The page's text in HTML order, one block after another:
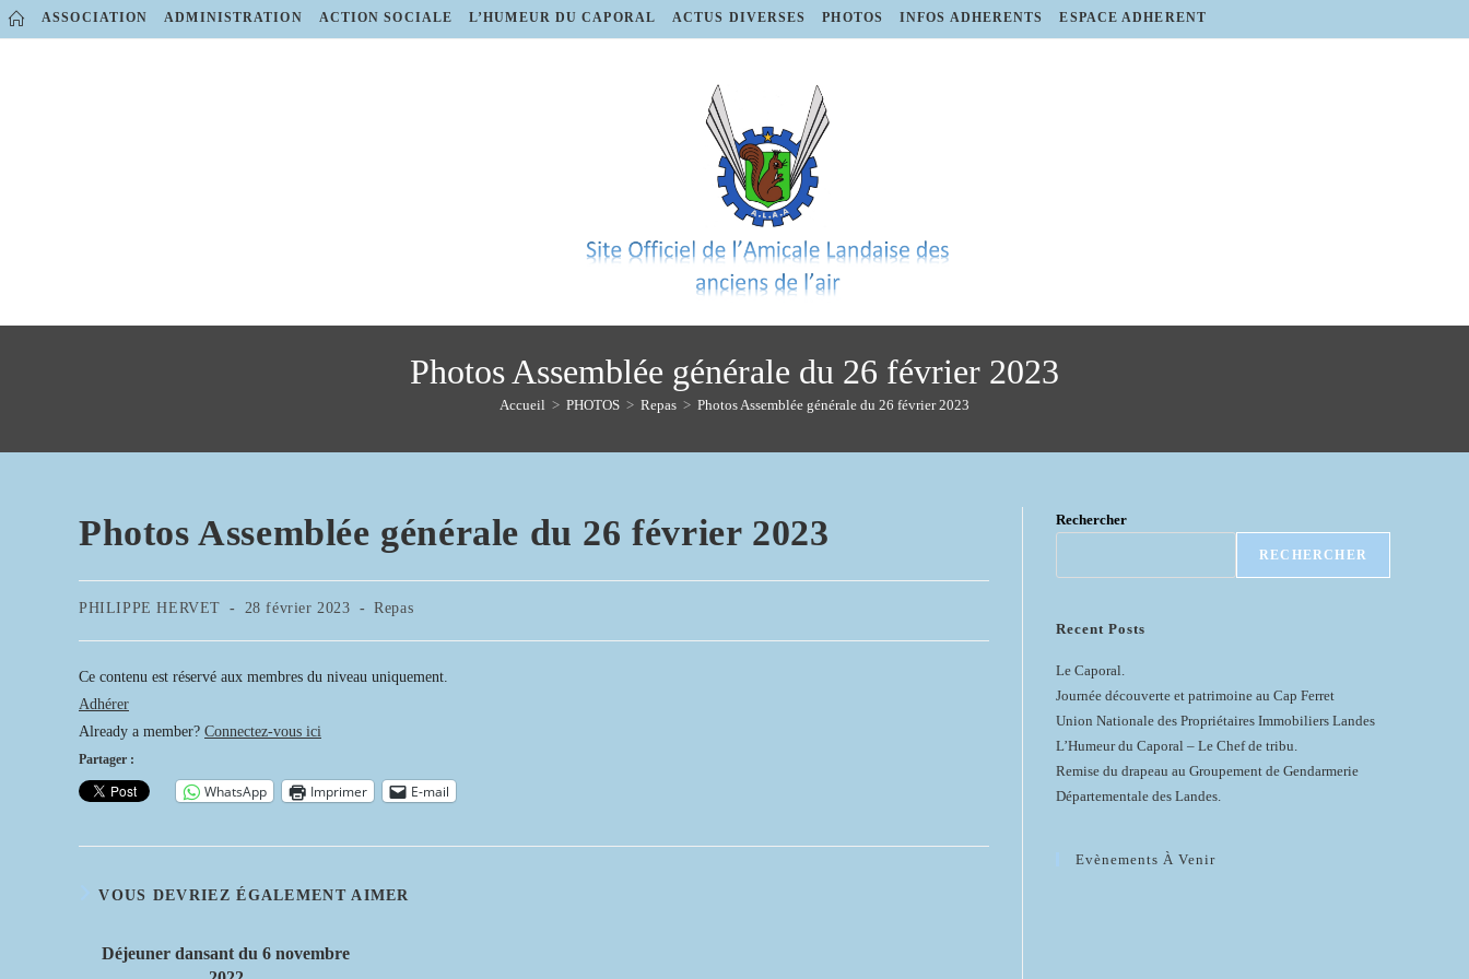
Skip
to
ASSOCIATION ADMINISTRATION ACTION SOCIALE L’HUMEUR DU CAPORAL ACTUS DIVERSES PHOTOS INFOS ADHERENTS ESPACE ADHERENT
Photos Assemblée générale du 26 février 2023
Accueil > PHOTOS > Repas > Photos Assemblée générale du 26 février 2023
Photos Assemblée générale du 26 février 2023
Auteur/autrice
publication :
PHILIPPE HERVET
Publication
28 février 2023
Post
Repas
Ce contenu est réservé aux membres du niveau uniquement.
Adhérer
Already a member? Connectez-vous ici
Partager :
WhatsApp Imprimer E-mail
VOUS DEVRIEZ ÉGALEMENT AIMER
Déjeuner dansant du 6 novembre
Rechercher
RECHERCHER
Recent Posts
Le Caporal.
Journée découverte et patrimoine au Cap Ferret
Union Nationale des Propriétaires Immobiliers Landes
L’Humeur du Caporal – Le Chef de tribu.
Remise du drapeau au Groupement de Gendarmerie
Départementale des Landes.
Evènements À Venir